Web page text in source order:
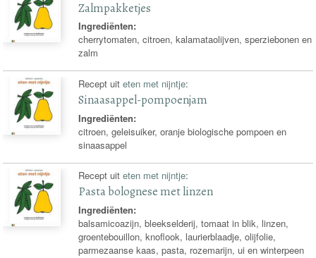
Zalmpakketjes
Ingrediënten:
cherrytomaten, citroen, kalamataolijven, sperziebonen en
zalm
Recept uiteten met nijntje:
Sinaasappel-pompoenjam
Ingrediënten:
citroen, geleisuiker, oranje biologische pompoen en
sinaasappel
Recept uiteten met nijntje:
Pasta bolognese met linzen
Ingrediënten:
balsamicoazijn, bleekselderij, tomaat in blik, linzen,
groentebouillon, knoflook, laurierblaadje, olijfolie,
parmezaanse kaas, pasta, rozemarijn, ui en winterpeen